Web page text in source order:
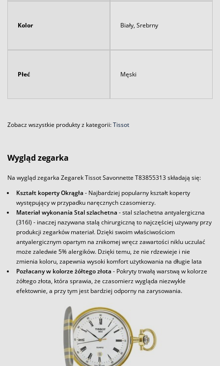
Kolor Biały, Srebrny
Płeć Męski
Zobacz wszystkie produkty z kategorii:Tissot
Wygląd zegarka
Na wygląd zegarka Zegarek Tissot Savonnette T83855313 składają się:
Kształt koperty Okrągła - Najbardziej popularny kształt koperty
występujący w przypadku naręcznych czasomierzy.
Materiał wykonania Stal szlachetna - stal szlachetna antyalergiczna
(316l) - inaczej nazywana stalą chirurgiczną to najczęściej używany przy
produkcji zegarków materiał. Dzięki swoim właściwościom
antyalergicznym opartym na znikomej wręcz zawartości niklu uczulać
może zaledwie 5% alergików. Dzięki temu, że nie rdzewieje i nie
zmienia koloru, zapewnia wysoki komfort użytkowania na długie lata
Pozłacany w kolorze żółtego złota - Pokryty trwałą warstwą w kolorze
żółtego złota, która sprawia, że czasomierz wygląda niezwykle
efektownie, a przy tym jest bardziej odporny na zarysowania.